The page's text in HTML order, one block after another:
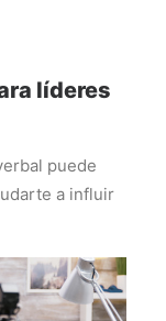
líderes
puede
a influir